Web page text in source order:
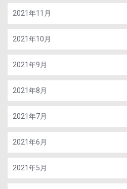
2021年11月
2021年10月
2021年9月
2021年8月
2021年7月
2021年6月
2021年5月